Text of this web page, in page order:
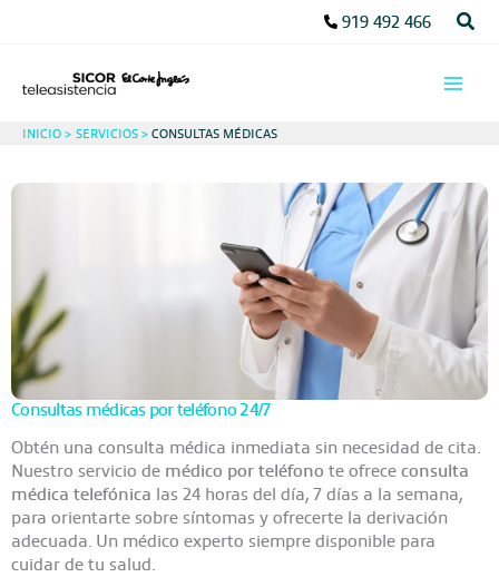
919 492 466
INICIO SERVICIOS CONSULTAS MÉDICAS
Consultas médicas por teléfono 24/7
Obtén una consulta médica inmediata sin necesidad de cita.
Nuestro servicio de médico por teléfono te ofrece consulta
médica telefónica las 24 horas del día, 7 días a la semana,
para orientarte sobre síntomas y ofrecerte la derivación
adecuada. Un médico experto siempre disponible para
cuidar de tu salud.